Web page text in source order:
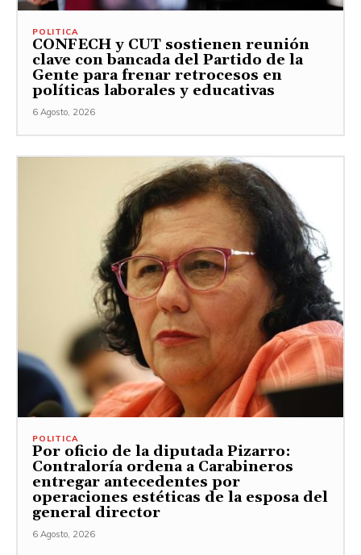
POLITICA
CONFECH y CUT sostienen reunión
clave con bancada del Partido de la
Gente para frenar retrocesos en
políticas laborales y educativas
6 Agosto, 2026
POLITICA
Por oficio de la diputada Pizarro:
Contraloría ordena a Carabineros
entregar antecedentes por
operaciones estéticas de la esposa del
general director
6 Agosto, 2026